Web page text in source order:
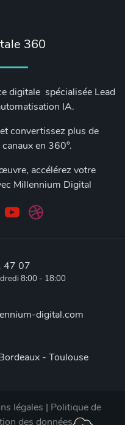
360
digitale spécialisée Lead
IA.
convertissez plus de
en 360°.
accélérez votre
Millennium Digital
47 07
8:00 - 18:00
digital.com
- Toulouse
légales | Politique de
des données